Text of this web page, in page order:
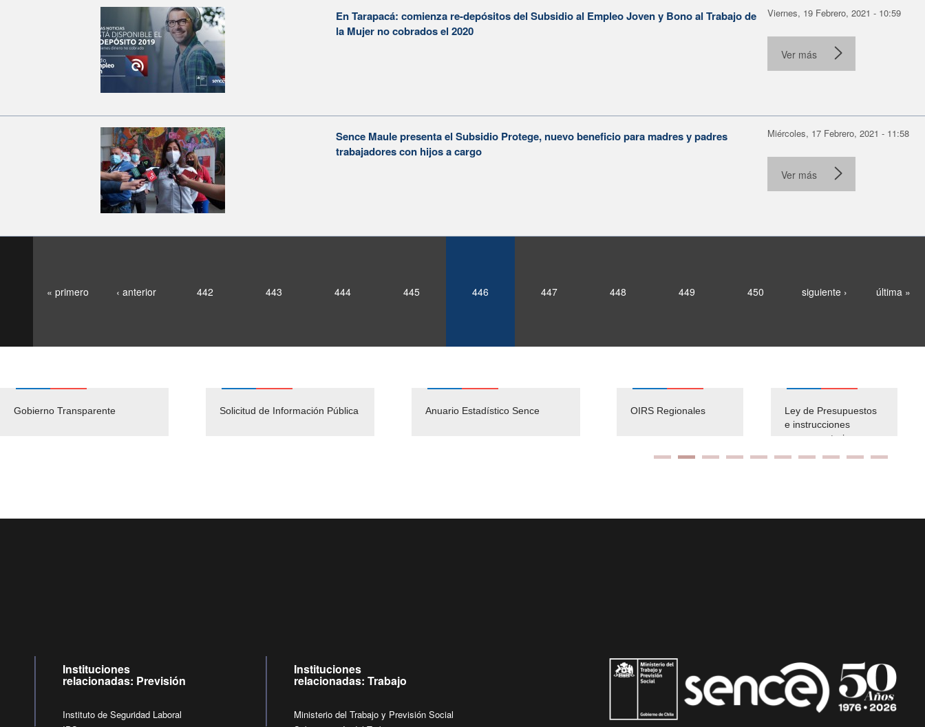
En Tarapacá: comienza re-depósitos del Subsidio al Empleo Joven y Bono al Trabajo de
la Mujer no cobrados el 2020
Viernes, 19 Febrero, 2021 - 10:59
Ver más
Sence Maule presenta el Subsidio Protege, nuevo beneficio para madres y padres
trabajadores con hijos a cargo
Miércoles, 17 Febrero, 2021 - 11:58
Ver más
« primero ‹ anterior 442 443 444 445 446 447 448 449 450 siguiente › última »
Gobierno Transparente Solicitud de Información Pública Anuario Estadístico Sence
Pago Proveedores
Empleos Públicos
Solicitud Audiencias y
OIRS Regionales
Ley de Presupuestos
e instrucciones
presuspuetarias
Instituciones
relacionadas: Previsión
Instituto de Seguridad Laboral
Instituciones
relacionadas: Trabajo
Ministerio del Trabajo y Previsión Social